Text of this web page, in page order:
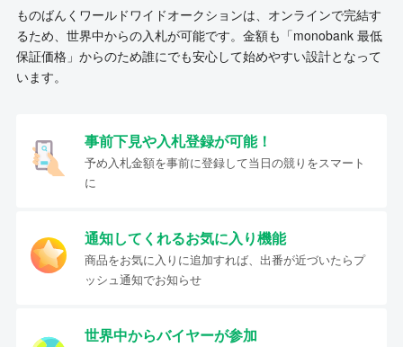
ものばんくワールドワイドオークションは、オンラインで完結す
るため、世界中からの入札が可能です。金額も「monobank 最低
保証価格」からのため誰にでも安心して始めやすい設計となって
います。
事前下見や入札登録が可能！
予め入札金額を事前に登録して当日の競りをスマート
に
通知してくれるお気に入り機能
商品をお気に入りに追加すれば、出番が近づいたらプ
ッシュ通知でお知らせ
世界中からバイヤーが参加